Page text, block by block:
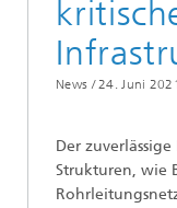
News / 24. Juni 2021
Der
Strukturen, wie